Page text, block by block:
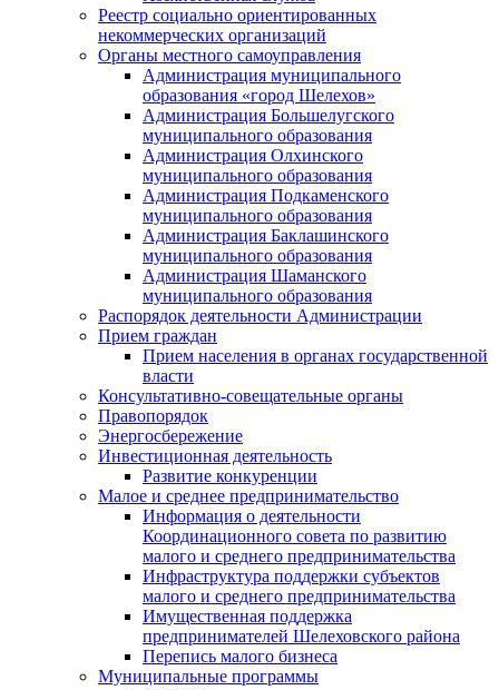
Реестр социально ориентированных
некоммерческих организаций
Органы местного самоуправления
Администрация муниципального
образования «город Шелехов»
Администрация Большелугского
муниципального образования
Администрация Олхинского
муниципального образования
Администрация Подкаменского
муниципального образования
Администрация Баклашинского
муниципального образования
Администрация Шаманского
муниципального образования
Распорядок деятельности Администрации
Прием граждан
Прием населения в органах государственной
власти
Консультативно-совещательные органы
Правопорядок
Энергосбережение
Инвестиционная деятельность
Развитие конкуренции
Малое и среднее предпринимательство
Информация о деятельности
Координационного совета по развитию
малого и среднего предпринимательства
Инфраструктура поддержки субъектов
малого и среднего предпринимательства
Имущественная поддержка
предпринимателей Шелеховского района
Перепись малого бизнеса
Муниципальные программы